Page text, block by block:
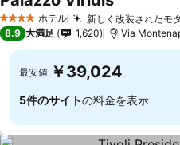
4 ホテルのランク
ホテル 新しく改装されたモ
8.9 大満足 1,620 Via
最安値 ￥39,024
5件のサイトの料金を表示